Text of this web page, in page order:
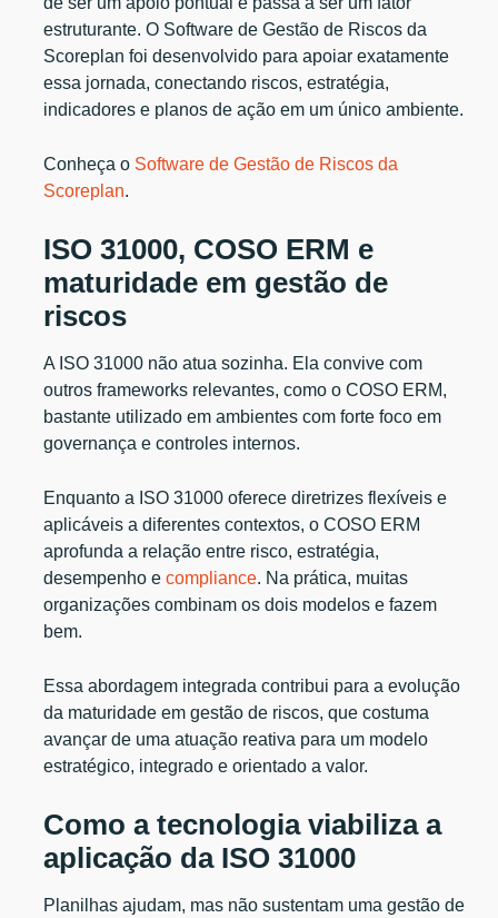
estruturante. O Software de Gestão de Riscos da
Scoreplan foi desenvolvido para apoiar exatamente
essa jornada, conectando riscos, estratégia,
indicadores e planos de ação em um único ambiente.
Conheça o Software de Gestão de Riscos da
Scoreplan.
ISO 31000, COSO ERM e
maturidade em gestão de
riscos
A ISO 31000 não atua sozinha. Ela convive com
outros frameworks relevantes, como o COSO ERM,
bastante utilizado em ambientes com forte foco em
governança e controles internos.
Enquanto a ISO 31000 oferece diretrizes flexíveis e
aplicáveis a diferentes contextos, o COSO ERM
aprofunda a relação entre risco, estratégia,
desempenho ecompliance. Na prática, muitas
organizações combinam os dois modelos e fazem
bem.
Essa abordagem integrada contribui para a evolução
da maturidade em gestão de riscos, que costuma
avançar de uma atuação reativa para um modelo
estratégico, integrado e orientado a valor.
Como a tecnologia viabiliza a
aplicação da ISO 31000
Planilhas ajudam, mas não sustentam uma gestão de